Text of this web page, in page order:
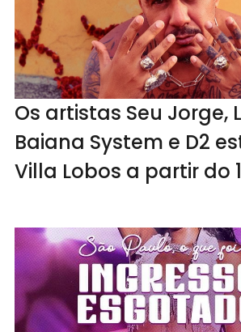
Os artistas Seu Jorge,
Baiana System e D2
Villa Lobos a partir do